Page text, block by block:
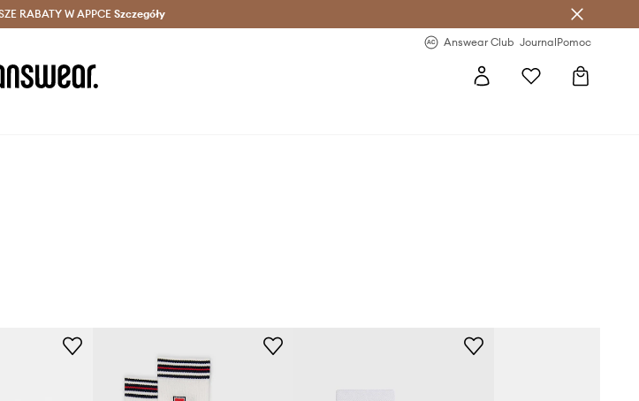
Dostawa nawet w 24h >
RABATY W APPCESzczegóły
Answear Club JournalPomoc